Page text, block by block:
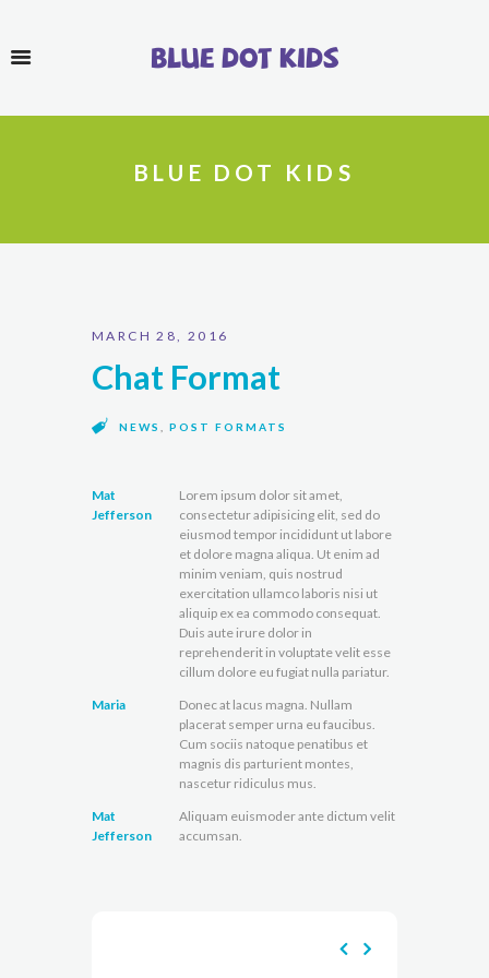
Blue Dot Kids
BLUE DOT KIDS
MARCH 28, 2016
Chat Format
NEWS POST FORMATS
Mat
Jefferson
Lorem ipsum dolor sit amet,
consectetur adipisicing elit, sed do
eiusmod tempor incididunt ut labore
et dolore magna aliqua. Ut enim ad
minim veniam, quis nostrud
exercitation ullamco laboris nisi ut
aliquip ex ea commodo consequat.
Duis aute irure dolor in
reprehenderit in voluptate velit esse
cillum dolore eu fugiat nulla pariatur.
Maria
Donec at lacus magna. Nullam
placerat semper urna eu faucibus.
Cum sociis natoque penatibus et
magnis dis parturient montes,
nascetur ridiculus mus.
Mat
Jefferson
Aliquam euismoder ante dictum velit
accumsan.